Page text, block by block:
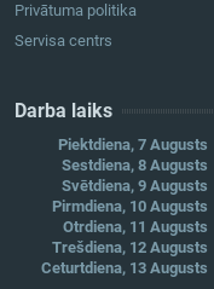
Privātuma politika
Servisa centrs
Darba laiks
Piektdiena, 7 Augusts
Sestdiena, 8 Augusts
Svētdiena, 9 Augusts
Pirmdiena, 10 Augusts
Otrdiena, 11 Augusts
Trešdiena, 12 Augusts
Ceturtdiena, 13 Augusts